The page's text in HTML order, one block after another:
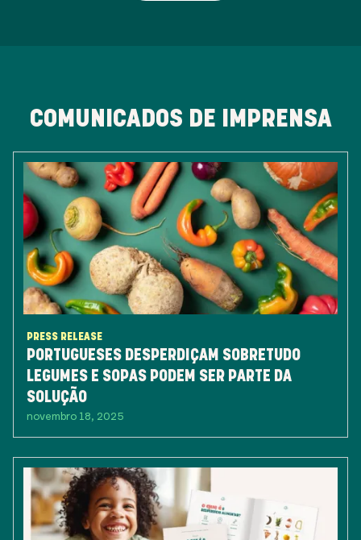
COMUNICADOS DE IMPRENSA
PRESS RELEASE
PORTUGUESES DESPERDIÇAM SOBRETUDO
LEGUMES E SOPAS PODEM SER PARTE DA
SOLUÇÃO
novembro 18, 2025